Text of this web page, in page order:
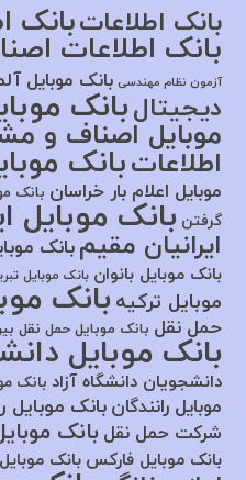
بانک اطلاعاتبانک
بانک اطلاعات
آزمون نظام مهندسی بانک موبایل
دیجیتالبانک
موبایل اصناف و
اطلاعاتبانک
موبایل اعلام بار خراسان بانک
گرفتن بانک موبایل
ایرانیان مقیم بانک
بانک موبایل بانوان بانک موبایل
موبایل ترکیه بانک
حمل نقل بانک موبایل حمل نقل
بانک موبایل
دانشجویان دانشگاه آزاد بانک
موبایل رانندگان بانک موبایل
شرکت حمل نقل بانک
بانک موبایل فارکس بانک